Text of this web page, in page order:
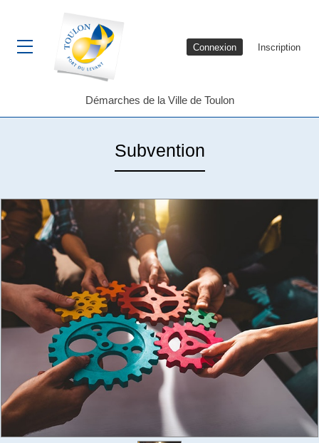
Connexion Inscription
Démarches de la Ville de Toulon
Ouvrir le menu
Subvention